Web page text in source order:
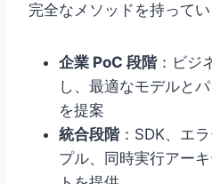
完全なメソッドを持ってい
企業 PoC 段階：ビジ
し、最適なモデルと
を提案
統合段階：SDK、エ
プル、同時実行アー